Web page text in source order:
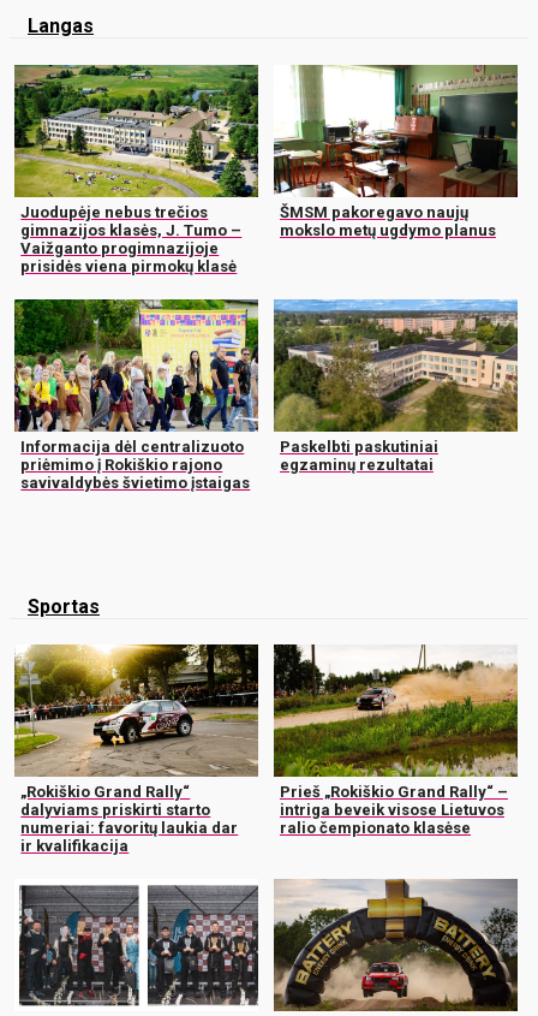
Langas
Juodupėje nebus trečios
gimnazijos klasės, J. Tumo –
Vaižganto progimnazijoje
prisidės viena pirmokų klasė
ŠMSM pakoregavo naujų
mokslo metų ugdymo planus
Informacija dėl centralizuoto
priėmimo į Rokiškio rajono
savivaldybės švietimo įstaigas
Paskelbti paskutiniai
egzaminų rezultatai
Sportas
„Rokiškio Grand Rally“
dalyviams priskirti starto
numeriai: favoritų laukia dar
ir kvalifikacija
Prieš „Rokiškio Grand Rally“ –
intriga beveik visose Lietuvos
ralio čempionato klasėse